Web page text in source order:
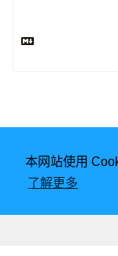
本网站使用
了解更多